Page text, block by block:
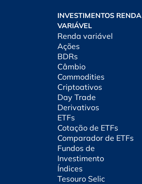
INVESTIMENTOS RENDA
VARIÁVEL
Renda variável
Ações
BDRs
Câmbio
Commodities
Criptoativos
Day Trade
Derivativos
ETFs
Cotação de ETFs
Comparador de ETFs
Fundos de
Investimento
Índices
Tesouro Selic